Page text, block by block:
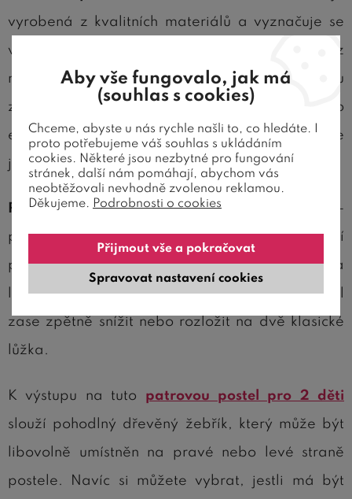
vyrobená z kvalitních materiálů a vyznačuje se
vysokou kvalitou zpracování. Je vyrobená z
masivu smrku o síle 2,5 cm s povrchovou úpravou
zdravotně nezávadného vodouředitelného
ekologického laku. Všechny hrany a rohy postele
jsou dokonale zakulaceny.
Předností postelí Dominoje jejich variabilita –
postele nabízejí možnosti dokupovat doplňující
prvky a tím zvýšit nebo přestavět postel na
libovolný typ palandy nebo poschoďovou postel
zase zpětně snížit nebo rozložit na dvě klasické
lůžka.
K výstupu na tuto patrovou postel pro 2 děti
slouží pohodlný dřevěný žebřík, který může být
libovolně umístněn na pravé nebo levé straně
postele. Navíc si můžete vybrat, jestli má být
Aby vše fungovalo, jak má
(souhlas s cookies)
Chceme, abyste u nás rychle našli to, co hledáte. I
proto potřebujeme váš souhlas s ukládáním
cookies. Některé jsou nezbytné pro fungování
stránek, další nám pomáhají, abychom vás
neobtěžovali nevhodně zvolenou reklamou.
Děkujeme. Podrobnosti o cookies
Spravovat nastavení cookies
Přijmout vše a pokračovat